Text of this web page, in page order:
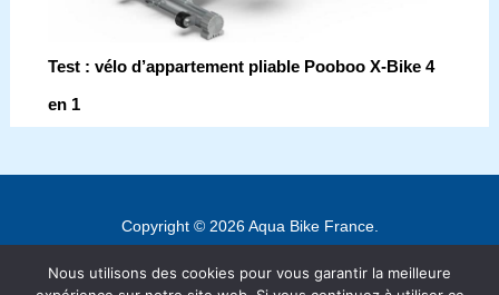
Test : vélo d’appartement pliable Pooboo X-Bike 4
en 1
Copyright © 2026 Aqua Bike France.
Contact
Nous utilisons des cookies pour vous garantir la meilleure